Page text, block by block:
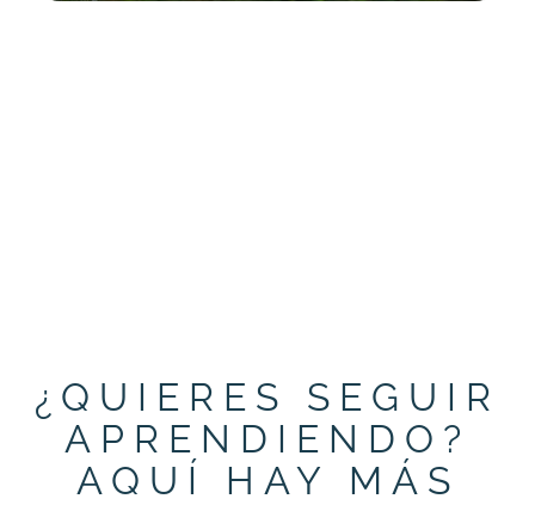
¿QUIERES SEGUIR
APRENDIENDO?
AQUÍ HAY MÁS